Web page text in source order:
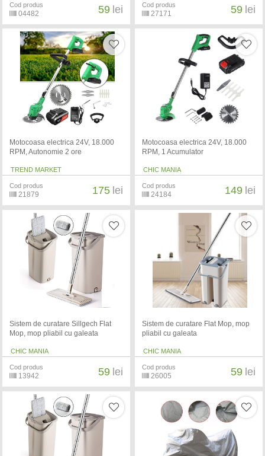
Cod produs
04482 59 lei Cod produs
27171 59 lei
Motocoasa electrica 24V, 18.000
RPM, Autonomie 2 ore
TREND MARKET
Cod produs
21879 175 lei
Motocoasa electrica 24V, 18.000
RPM, 1 Acumulator
CHIC MANIA
Cod produs
24184 149 lei
Sistem de curatare Sillgech Flat
Mop, mop pliabil cu galeata
CHIC MANIA
Cod produs
13942 59 lei
Sistem de curatare Flat Mop, mop
pliabil cu galeata
CHIC MANIA
Cod produs
26005 59 lei